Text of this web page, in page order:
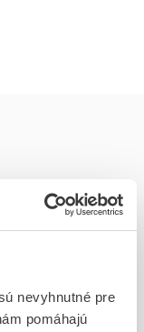
nevyhnutné pre
pomáhajú